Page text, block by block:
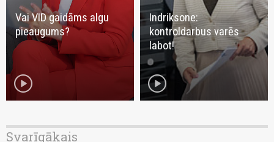
Vai VID gaidāms algu
pieaugums?
play_circle
Indriksone:
kontroldarbus varēs
labot!
play_circle
Svarīgākais